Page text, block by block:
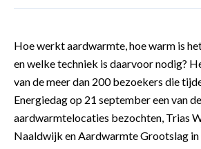
Hoe werkt aardwarmte, hoe warm is
en welke techniek is daarvoor nodig?
van de meer dan 200 bezoekers die
Energiedag op 21 september een van de
aardwarmtelocaties bezochten, Trias
Naaldwijk en Aardwarmte Grootslag